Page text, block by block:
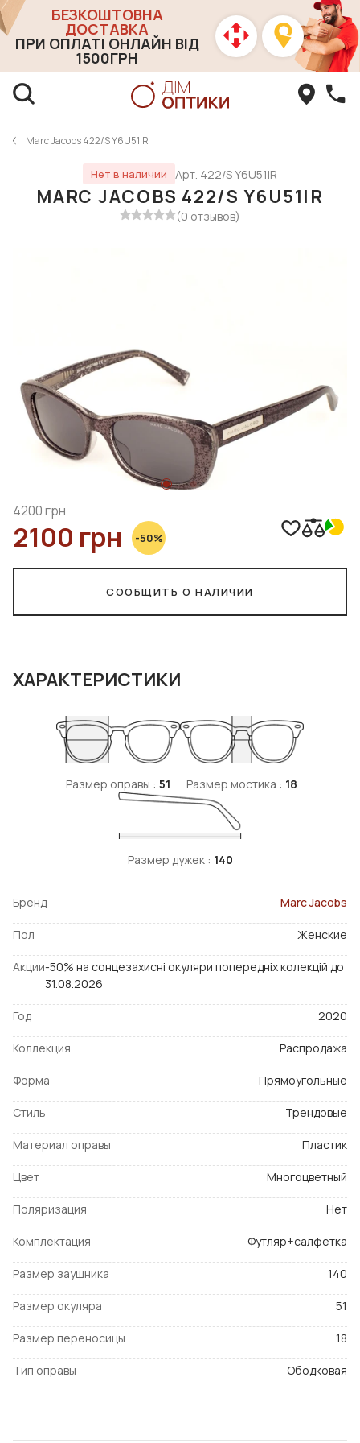
БЕЗКОШТОВНА
ДОСТАВКА
ПРИ ОПЛАТІ ОНЛАЙН ВІД
1500ГРН
Marc Jacobs 422/S Y6U51IR
Нет в наличии Арт. 422/S Y6U51IR
MARC JACOBS 422/S Y6U51IR
(0 отзывов)
4200 грн
2100 грн -50%
СООБЩИТЬ О НАЛИЧИИ
ХАРАКТЕРИСТИКИ
Размер оправы : 51 Размер мостика : 18
Размер дужек : 140
Бренд Marc Jacobs
Пол Женские
Акции-50% на сонцезахисні окуляри попередніх колекцій до
31.08.2026
Год 2020
Коллекция Распродажа
Форма Прямоугольные
Стиль Трендовые
Материал оправы Пластик
Цвет Многоцветный
Поляризация Нет
Комплектация Футляр+салфетка
Размер заушника 140
Размер окуляра 51
Размер переносицы 18
Тип оправы Ободковая